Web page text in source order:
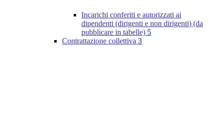
Incarichi conferiti e autorizzati ai
dipendenti (dirigenti e non dirigenti) (da
pubblicare in tabelle) 5
Contrattazione collettiva 3